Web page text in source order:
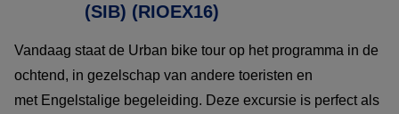
(SIB) (RIOEX16)
Vandaag staat de Urban bike tour op het programma in de
ochtend, in gezelschap van andere toeristen en
met Engelstalige begeleiding. Deze excursie is perfect als